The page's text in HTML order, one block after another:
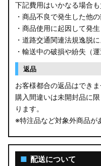
下記費用はいかなる場合も
・商品不良で発生した他
・商品使用に起因して発
・道路交通関連法規逸脱
・輸送中の破損や紛失（
返品
お客様都合の返品はできま
購入間違いは未開封品に
ります。
※特注品など対象外商品が
■ 配送について